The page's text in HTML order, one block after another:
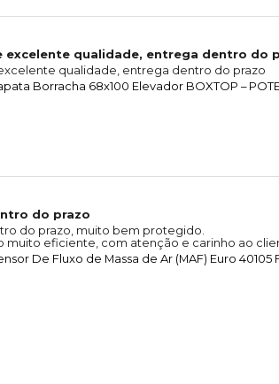
excelente qualidade, entrega dentro do
qualidade, entrega dentro do prazo
Borracha 68x100 Elevador BOXTOP –
do prazo
do prazo, muito bem protegido.
muito eficiente, com atenção e carinho ao
De Fluxo de Massa de Ar (MAF) Euro 40105